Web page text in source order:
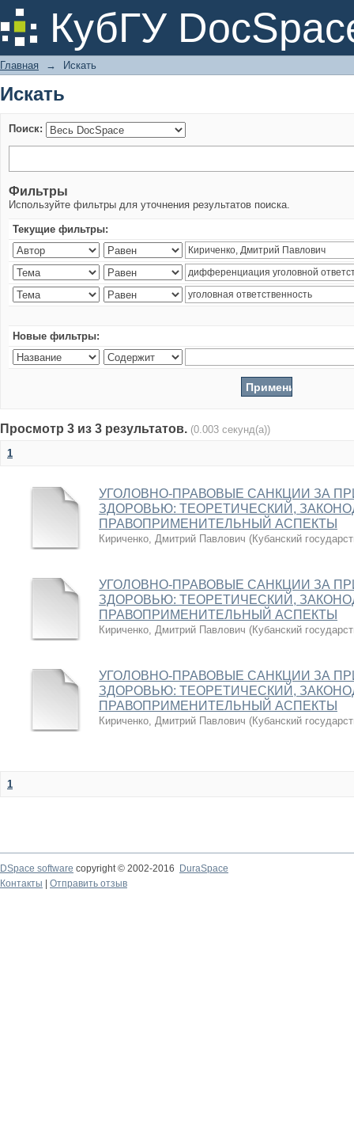
КубГУ
Искать
Главная → Искать
Искать
Поиск:
Фильтры
Используйте фильтры для уточнения результатов поиска.
Текущие фильтры:
Новые фильтры:
Просмотр 3 из 3 результатов. (0.003 секунд(а))
1
УГОЛОВНО-ПРАВОВЫЕ САНКЦИИ ЗА
ЗДОРОВЬЮ: ТЕОРЕТИЧЕСКИЙ,
ПРАВОПРИМЕНИТЕЛЬНЫЙ АСПЕКТЫ
Кириченко, Дмитрий Павлович (Кубанский
УГОЛОВНО-ПРАВОВЫЕ САНКЦИИ ЗА
ЗДОРОВЬЮ: ТЕОРЕТИЧЕСКИЙ,
ПРАВОПРИМЕНИТЕЛЬНЫЙ АСПЕКТЫ
Кириченко, Дмитрий Павлович (Кубанский
УГОЛОВНО-ПРАВОВЫЕ САНКЦИИ ЗА
ЗДОРОВЬЮ: ТЕОРЕТИЧЕСКИЙ,
ПРАВОПРИМЕНИТЕЛЬНЫЙ АСПЕКТЫ
Кириченко, Дмитрий Павлович (Кубанский
1
DSpace software copyright © 2002-2016
DuraSpace
Контакты
Отправить отзыв